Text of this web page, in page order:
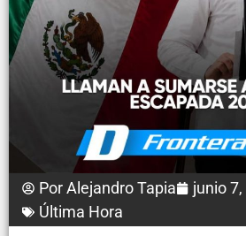
PorAlejandro Tapia
junio
Última Hora